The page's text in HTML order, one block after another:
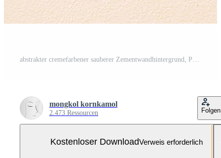
abstrakter cremefarbener sauberer Zementwandhintergrund, Pastellfarbe, moderner Hintergrundbeton mit rauer Textur, konkrete Kunst raue stilisierte Textur Kostenloses Foto
mongkol kornkamol
2.473 Ressourcen Folgen
Kostenloser DownloadVerweis erforderlich